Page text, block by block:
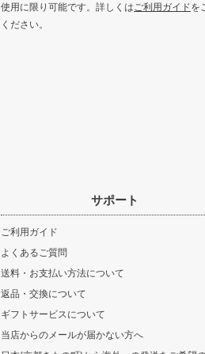
使用に限り可能です。詳しくはご利用ガイドを
ください。
サポート
ご利用ガイド
よくあるご質問
送料・お支払い方法について
返品・交換について
ギフトサービスについて
当店からのメールが届かない方へ